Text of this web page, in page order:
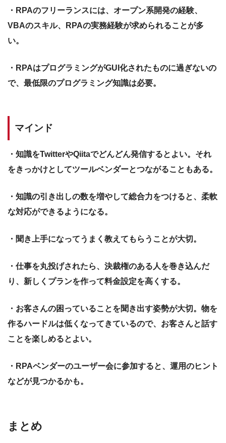
・RPAのフリーランスには、オープン系開発の経験、
VBAのスキル、RPAの実務経験が求められることが多
い。
・RPAはプログラミングがGUI化されたものに過ぎないの
で、最低限のプログラミング知識は必要。
マインド
・知識をTwitterやQiitaでどんどん発信するとよい。それ
をきっかけとしてツールベンダーとつながることもある。
・知識の引き出しの数を増やして総合力をつけると、柔軟
な対応ができるようになる。
・聞き上手になってうまく教えてもらうことが大切。
・仕事を丸投げされたら、決裁権のある人を巻き込んだ
り、新しくプランを作って料金設定を高くする。
・お客さんの困っていることを聞き出す姿勢が大切。物を
作るハードルは低くなってきているので、お客さんと話す
ことを楽しめるとよい。
・RPAベンダーのユーザー会に参加すると、運用のヒント
などが見つかるかも。
まとめ